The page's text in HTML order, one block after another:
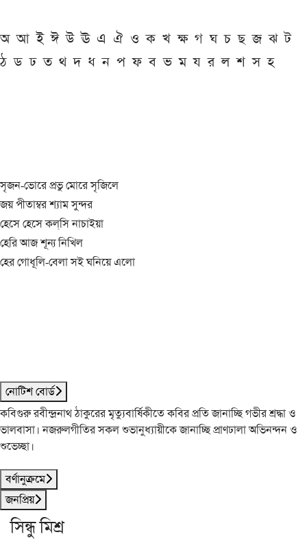
অ আ ই ঈ উ ঊ এ ঐ ও ক খ ক্ষ গ ঘ চ ছ জ ঝ ট
ঠ ড ঢ ত থ দ ধ ন প ফ ব ভ ম য র ল শ স হ
সৃজন-ভোরে প্রভু মোরে সৃজিলে
জয় পীতাম্বর শ্যাম সুন্দর
হেসে হেসে কল্‌সি নাচাইয়া
হেরি আজ শূন্য নিখিল
হের গোধূলি-বেলা সই ঘনিয়ে এলো
নোটিশ বোর্ড
কবিগুরু রবীন্দ্রনাথ ঠাকুরের মৃত্যুবার্ষিকীতে কবির প্রতি জানাচ্ছি গভীর শ্রদ্ধা ও
ভালবাসা। নজরুলগীতির সকল শুভানুধ্যায়ীকে জানাচ্ছি প্রাণঢালা অভিনন্দন ও
শুভেচ্ছা।
বর্ণানুক্রমে
জনপ্রিয়
সিন্ধু মিশ্র